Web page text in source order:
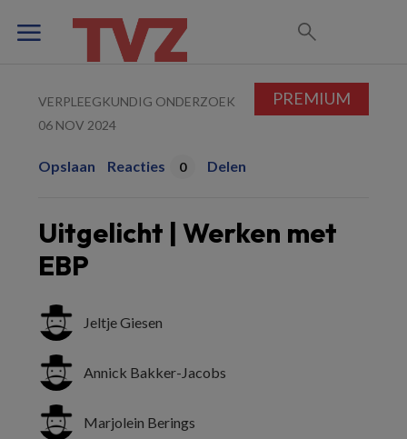
VERPLEEGKUNDIG ONDERZOEK
06 NOV 2024
Opslaan Reacties 0 Delen
Uitgelicht | Werken met
EBP
Jeltje Giesen
Annick Bakker-Jacobs
Marjolein Berings
PREMIUM